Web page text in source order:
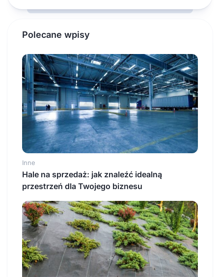
Polecane wpisy
Inne
Hale na sprzedaż: jak znaleźć idealną
przestrzeń dla Twojego biznesu